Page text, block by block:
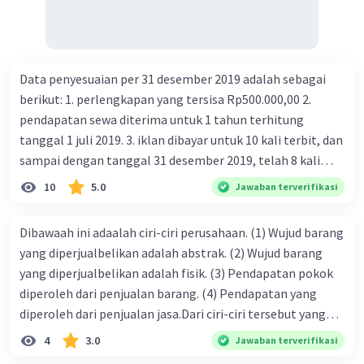
Beri Rating·0.0( 0) Balas
Data penyesuaian per 31 desember 2019 adalah sebagai
berikut: 1. perlengkapan yang tersisa Rp500.000,00 2.
pendapatan sewa diterima untuk 1 tahun terhitung
tanggal 1 juli 2019. 3. iklan dibayar untuk 10 kali terbit, dan
sampai dengan tanggal 31 desember 2019, telah 8 kali
terbit. 4. gaji terutang untuk periode berjalan sebesar
Rp800.000,00 dari data di atas, pencatatan jurnal pembalik
10 5.0 Jawaban terverifikasi
Dibawaah ini adaalah ciri-ciri perusahaan. (1) Wujud barang
yang diperjualbelikan adalah abstrak. (2) Wujud barang
yang diperjualbelikan adalah fisik. (3) Pendapatan pokok
diperoleh dari penjualan barang. (4) Pendapatan yang
diperoleh dari penjualan jasa.Dari ciri-ciri tersebut yang
merupakan ciri dari perusahaan dagang ditunjukan pada
nomor…. a. 1 dan 3 b. 3 dan 4 c. 2 dan 3 d. 1 dan 2 e. 2 dan 4
4 3.0 Jawaban terverifikasi